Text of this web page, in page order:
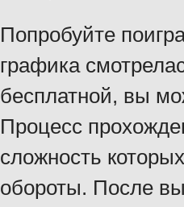
Попробуйте
графика
бесплатной, вы
Процесс
сложность
обороты. После